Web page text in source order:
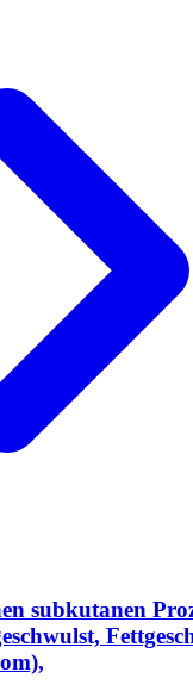
subkutanen